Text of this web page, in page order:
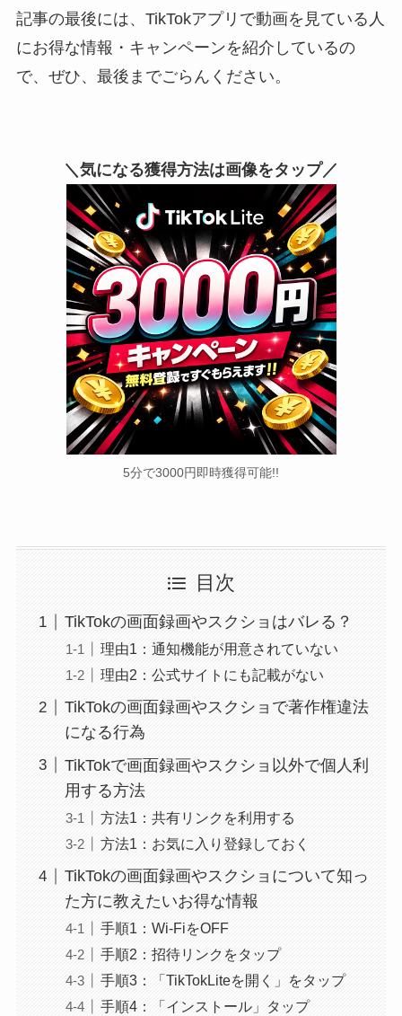
記事の最後には、TikTokアプリで動画を見ている人
にお得な情報・キャンペーンを紹介しているの
で、ぜひ、最後までごらんください。
＼気になる獲得方法は画像をタップ／
5分で3000円即時獲得可能!!
目次
TikTokの画面録画やスクショはバレる？
理由1：通知機能が用意されていない
理由2：公式サイトにも記載がない
TikTokの画面録画やスクショで著作権違法
になる行為
TikTokで画面録画やスクショ以外で個人利
用する方法
方法1：共有リンクを利用する
方法1：お気に入り登録しておく
TikTokの画面録画やスクショについて知っ
た方に教えたいお得な情報
手順1：Wi-FiをOFF
手順2：招待リンクをタップ
手順3：「TikTokLiteを開く」をタップ
手順4：「インストール」タップ